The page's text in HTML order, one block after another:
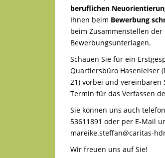
beruflichen
Ihnen beim Bewerbung
beim Zusammenstellen der
Bewerbungsunterlagen.
Schauen Sie für ein
Quartiersbüro Hasenleiser
21) vorbei und vereinbaren
Termin für das Verfassen
Sie können uns auch
53611891 oder per E-Mail
mareike.steffan@caritas-
Wir freuen uns auf Sie!